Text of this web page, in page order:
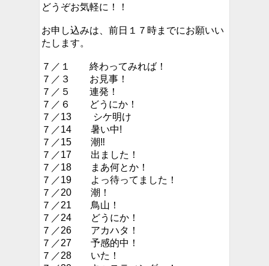
どうぞお気軽に！！
お申し込みは、前日１７時までにお願いい
たします。
７／１ 終わってみれば！
７／３ お見事！
７／５ 連発！
７／６ どうにか！
７／13 シケ明け
７／14 暑い中!
７／15 潮‼︎
７／17 出ました！
７／18 まあ何とか！
７／19 よっ待ってました！
７／20 潮！
７／21 鳥山！
７／24 どうにか！
７／26 アカハタ！
７／27 予感的中！
７／28 いた！